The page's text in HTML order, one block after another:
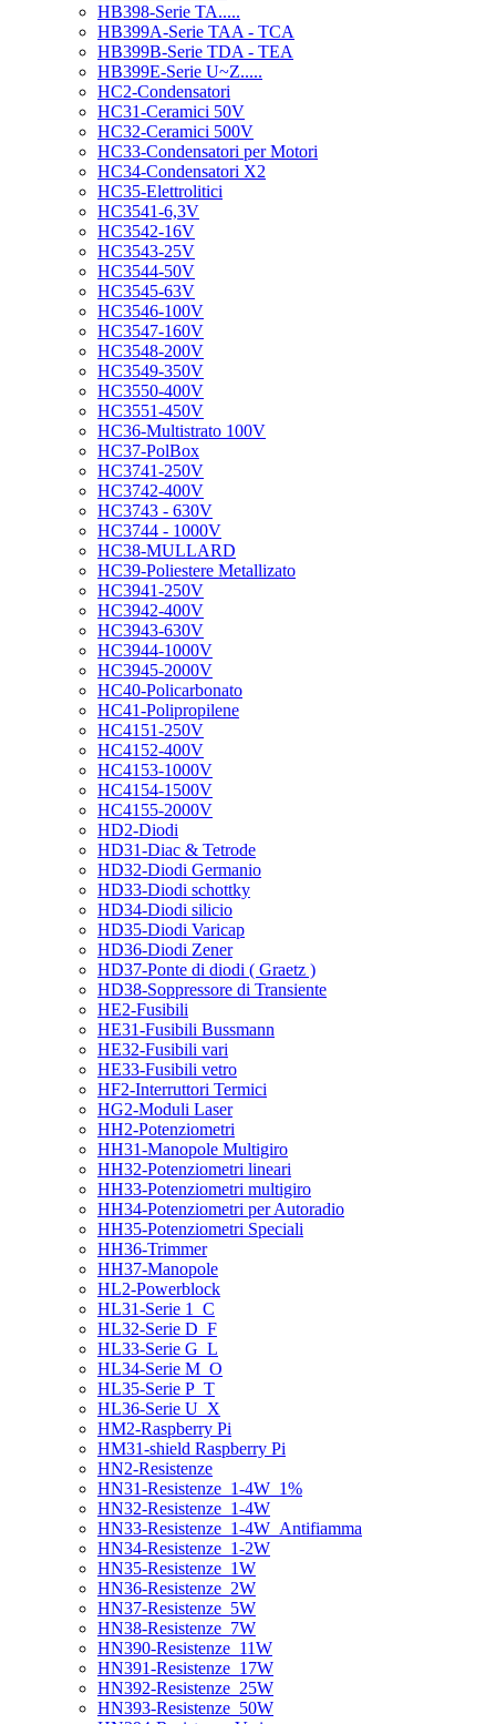
HB398-Serie TA.....
HB399A-Serie TAA - TCA
HB399B-Serie TDA - TEA
HB399E-Serie U~Z.....
HC2-Condensatori
HC31-Ceramici 50V
HC32-Ceramici 500V
HC33-Condensatori per Motori
HC34-Condensatori X2
HC35-Elettrolitici
HC3541-6,3V
HC3542-16V
HC3543-25V
HC3544-50V
HC3545-63V
HC3546-100V
HC3547-160V
HC3548-200V
HC3549-350V
HC3550-400V
HC3551-450V
HC36-Multistrato 100V
HC37-PolBox
HC3741-250V
HC3742-400V
HC3743 - 630V
HC3744 - 1000V
HC38-MULLARD
HC39-Poliestere Metallizato
HC3941-250V
HC3942-400V
HC3943-630V
HC3944-1000V
HC3945-2000V
HC40-Policarbonato
HC41-Polipropilene
HC4151-250V
HC4152-400V
HC4153-1000V
HC4154-1500V
HC4155-2000V
HD2-Diodi
HD31-Diac & Tetrode
HD32-Diodi Germanio
HD33-Diodi schottky
HD34-Diodi silicio
HD35-Diodi Varicap
HD36-Diodi Zener
HD37-Ponte di diodi ( Graetz )
HD38-Soppressore di Transiente
HE2-Fusibili
HE31-Fusibili Bussmann
HE32-Fusibili vari
HE33-Fusibili vetro
HF2-Interruttori Termici
HG2-Moduli Laser
HH2-Potenziometri
HH31-Manopole Multigiro
HH32-Potenziometri lineari
HH33-Potenziometri multigiro
HH34-Potenziometri per Autoradio
HH35-Potenziometri Speciali
HH36-Trimmer
HH37-Manopole
HL2-Powerblock
HL31-Serie 1_C
HL32-Serie D_F
HL33-Serie G_L
HL34-Serie M_O
HL35-Serie P_T
HL36-Serie U_X
HM2-Raspberry Pi
HM31-shield Raspberry Pi
HN2-Resistenze
HN31-Resistenze_1-4W_1%
HN32-Resistenze_1-4W
HN33-Resistenze_1-4W_Antifiamma
HN34-Resistenze_1-2W
HN35-Resistenze_1W
HN36-Resistenze_2W
HN37-Resistenze_5W
HN38-Resistenze_7W
HN390-Resistenze_11W
HN391-Resistenze_17W
HN392-Resistenze_25W
HN393-Resistenze_50W